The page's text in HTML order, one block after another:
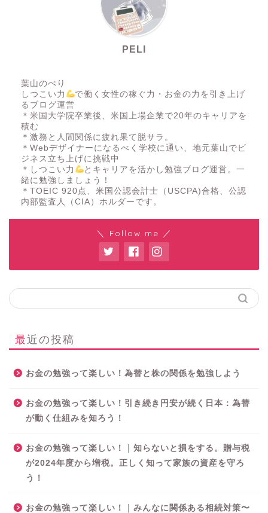
PELI
葉山のぺり
しつこい力
で働く女性の稼ぐ力・お金の力を引き上げ
るブログ運営
＊米国大学院卒業後、米国上場企業で20年のキャリアを
積む
＊激務と人間関係に疲れ果て脱サラ。
＊Webデザイナーになるべく学校に通い、地元葉山でビ
ジネス立ち上げに挑戦中
＊しつこい力
とキャリアを活かし勉強ブログ運営。一
緒に勉強しましょう！
＊TOEIC 920点、米国公認会計士（USCPA)合格、公認
内部監査人（CIA）ホルダーです。
＼ Follow me ／
最近の投稿
お金の勉強って楽しい！為替と株の関係を勉強しよう
お金の勉強って楽しい！引き続き円安が続く日本：為替
が動く仕組みを知ろう！
お金の勉強って楽しい！｜知らないと損をする。贈与税
が2024年度から増税。正しく知って家族の資産を守ろ
う！
お金の勉強って楽しい！｜みんなに関係ある相続対策〜